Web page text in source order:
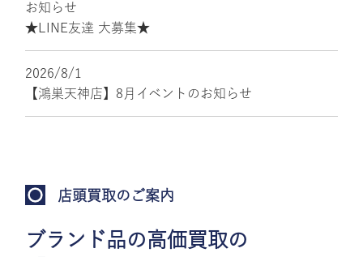
お知らせ
★LINE友達 大募集★
2026/8/1
【鴻巣天神店】8月イベントのお知らせ
店頭買取のご案内
ブランド品の高価買取の